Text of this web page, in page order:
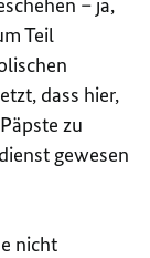
Teil
dass hier,
zu
gewesen
nicht